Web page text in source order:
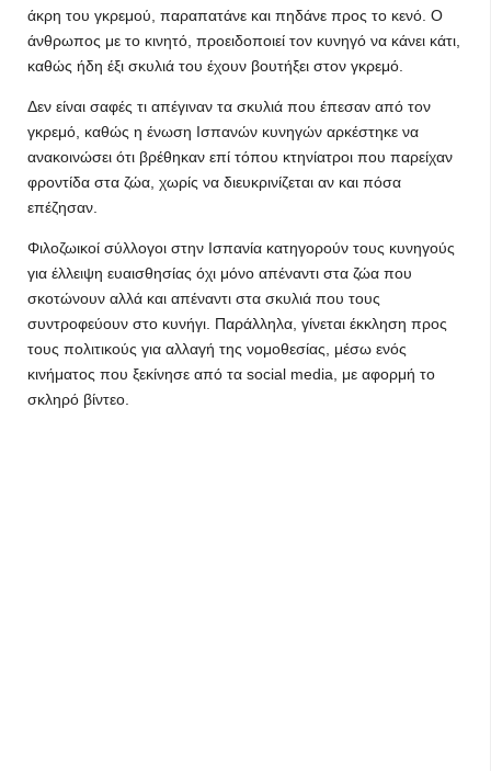
άκρη του γκρεμού, παραπατάνε και πηδάνε προς το κενό. Ο
άνθρωπος με το κινητό, προειδοποιεί τον κυνηγό να κάνει κάτι,
καθώς ήδη έξι σκυλιά του έχουν βουτήξει στον γκρεμό.
Δεν είναι σαφές τι απέγιναν τα σκυλιά που έπεσαν από τον
γκρεμό, καθώς η ένωση Ισπανών κυνηγών αρκέστηκε να
ανακοινώσει ότι βρέθηκαν επί τόπου κτηνίατροι που παρείχαν
φροντίδα στα ζώα, χωρίς να διευκρινίζεται αν και πόσα
επέζησαν.
Φιλοζωικοί σύλλογοι στην Ισπανία κατηγορούν τους κυνηγούς
για έλλειψη ευαισθησίας όχι μόνο απέναντι στα ζώα που
σκοτώνουν αλλά και απέναντι στα σκυλιά που τους
συντροφεύουν στο κυνήγι. Παράλληλα, γίνεται έκκληση προς
τους πολιτικούς για αλλαγή της νομοθεσίας, μέσω ενός
κινήματος που ξεκίνησε από τα social media, με αφορμή το
σκληρό βίντεο.